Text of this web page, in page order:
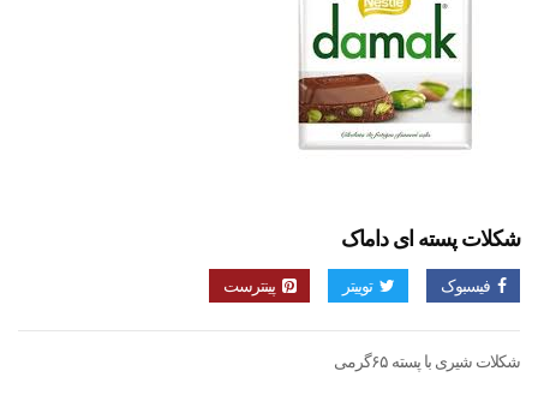
شکلات پسته ای داماک
فیسبوک توییتر پینترست
شکلات شیری با پسته ۶۵گرمی